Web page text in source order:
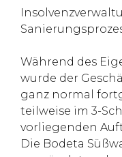
Während des
wurde der
ganz normal
teilweise im 3-
vorliegenden
Die Bodeta